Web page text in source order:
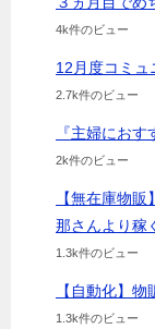
4k件のビュー
12月度コミュ
2.7k件のビュー
『主婦にお
2k件のビュー
【無在庫物
那さんより稼
1.3k件のビュー
【自動化】
1.3k件のビュー